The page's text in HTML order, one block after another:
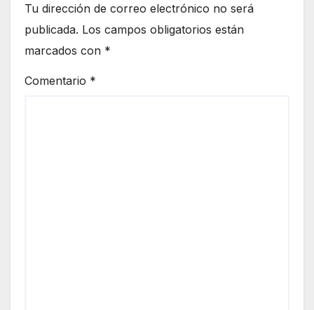
Tu dirección de correo electrónico no será
publicada. Los campos obligatorios están
marcados con *
Comentario *